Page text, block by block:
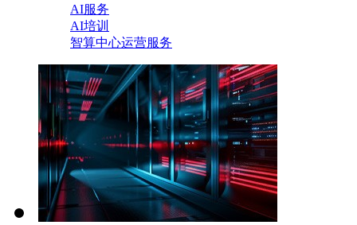
AI服务
AI培训
智算中心运营服务